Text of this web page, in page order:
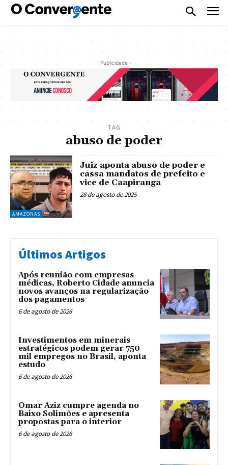
- Publicidade -
TAG
abuso de poder
AMAZONAS
Juiz aponta abuso de poder e
cassa mandatos de prefeito e
vice de Caapiranga
28 de agosto de 2025
Últimos Artigos
Após reunião com empresas
médicas, Roberto Cidade anuncia
novos avanços na regularização
dos pagamentos
6 de agosto de 2026
Investimentos em minerais
estratégicos podem gerar 750
mil empregos no Brasil, aponta
estudo
6 de agosto de 2026
Omar Aziz cumpre agenda no
Baixo Solimões e apresenta
propostas para o interior
6 de agosto de 2026